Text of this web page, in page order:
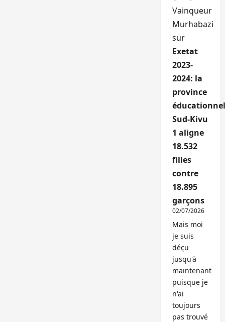
Vainqueur
Murhabazi
sur
Exetat
2023-
2024: la
province
Sud-Kivu
1 aligne
18.532
filles
contre
18.895
garçons
02/07/2026
Mais moi
je suis
déçu
jusqu'à
maintenant
puisque je
n'ai
toujours
pas trouvé